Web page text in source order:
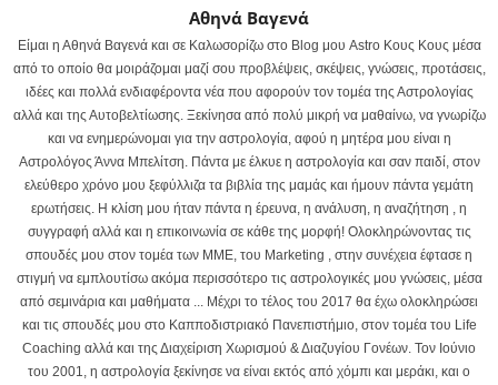
Αθηνά Βαγενά
Είμαι η Αθηνά Βαγενά και σε Καλωσορίζω στο Blog μου Astro Κους Κους μέσα
από το οποίο θα μοιράζομαι μαζί σου προβλέψεις, σκέψεις, γνώσεις, προτάσεις,
ιδέες και πολλά ενδιαφέροντα νέα που αφορούν τον τομέα της Αστρολογίας
αλλά και της Αυτοβελτίωσης. Ξεκίνησα από πολύ μικρή να μαθαίνω, να γνωρίζω
και να ενημερώνομαι για την αστρολογία, αφού η μητέρα μου είναι η
Αστρολόγος Άννα Μπελίτση. Πάντα με έλκυε η αστρολογία και σαν παιδί, στον
ελεύθερο χρόνο μου ξεφύλλιζα τα βιβλία της μαμάς και ήμουν πάντα γεμάτη
ερωτήσεις. Η κλίση μου ήταν πάντα η έρευνα, η ανάλυση, η αναζήτηση , η
συγγραφή αλλά και η επικοινωνία σε κάθε της μορφή! Ολοκληρώνοντας τις
σπουδές μου στον τομέα των ΜΜΕ, του Marketing , στην συνέχεια έφτασε η
στιγμή να εμπλουτίσω ακόμα περισσότερο τις αστρολογικές μου γνώσεις, μέσα
από σεμινάρια και μαθήματα ... Μέχρι το τέλος του 2017 θα έχω ολοκληρώσει
και τις σπουδές μου στο Καπποδιστριακό Πανεπιστήμιο, στον τομέα του Life
Coaching αλλά και της Διαχείριση Χωρισμού & Διαζυγίου Γονέων. Τον Ιούνιο
του 2001, η αστρολογία ξεκίνησε να είναι εκτός από χόμπι και μεράκι, και ο